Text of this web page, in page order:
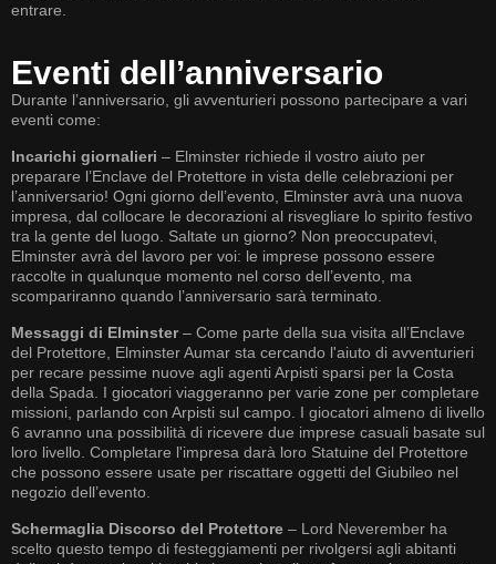
entrare.
Eventi dell’anniversario
Durante l’anniversario, gli avventurieri possono partecipare a vari
eventi come:
Incarichi giornalieri – Elminster richiede il vostro aiuto per
preparare l’Enclave del Protettore in vista delle celebrazioni per
l’anniversario! Ogni giorno dell’evento, Elminster avrà una nuova
impresa, dal collocare le decorazioni al risvegliare lo spirito festivo
tra la gente del luogo. Saltate un giorno? Non preoccupatevi,
Elminster avrà del lavoro per voi: le imprese possono essere
raccolte in qualunque momento nel corso dell’evento, ma
scompariranno quando l’anniversario sarà terminato.
Messaggi di Elminster– Come parte della sua visita all’Enclave
del Protettore, Elminster Aumar sta cercando l'aiuto di avventurieri
per recare pessime nuove agli agenti Arpisti sparsi per la Costa
della Spada. I giocatori viaggeranno per varie zone per completare
missioni, parlando con Arpisti sul campo. I giocatori almeno di livello
6 avranno una possibilità di ricevere due imprese casuali basate sul
loro livello. Completare l'impresa darà loro Statuine del Protettore
che possono essere usate per riscattare oggetti del Giubileo nel
negozio dell’evento.
Schermaglia Discorso del Protettore – Lord Neverember ha
scelto questo tempo di festeggiamenti per rivolgersi agli abitanti